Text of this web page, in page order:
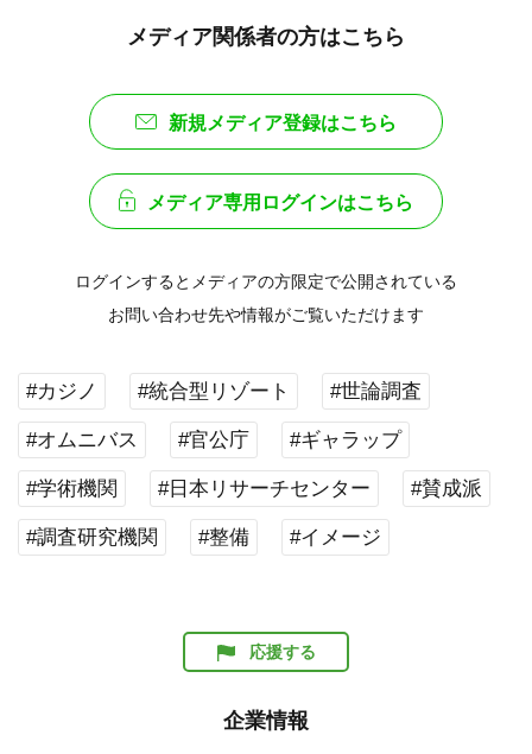
メディア関係者の方はこちら
新規メディア登録はこちら
メディア専用ログインはこちら
ログインするとメディアの方限定で公開されている
お問い合わせ先や情報がご覧いただけます
#カジノ #統合型リゾート #世論調査
#オムニバス #官公庁 #ギャラップ
#学術機関 #日本リサーチセンター #賛成派
#調査研究機関 #整備 #イメージ
応援する
企業情報